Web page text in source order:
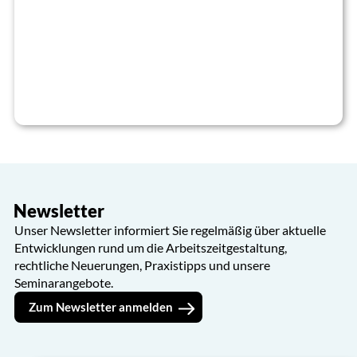
Newsletter
Unser Newsletter informiert Sie regelmäßig über aktuelle
Entwicklungen rund um die Arbeitszeitgestaltung,
rechtliche Neuerungen, Praxistipps und unsere
Seminarangebote.
Zum Newsletter anmelden